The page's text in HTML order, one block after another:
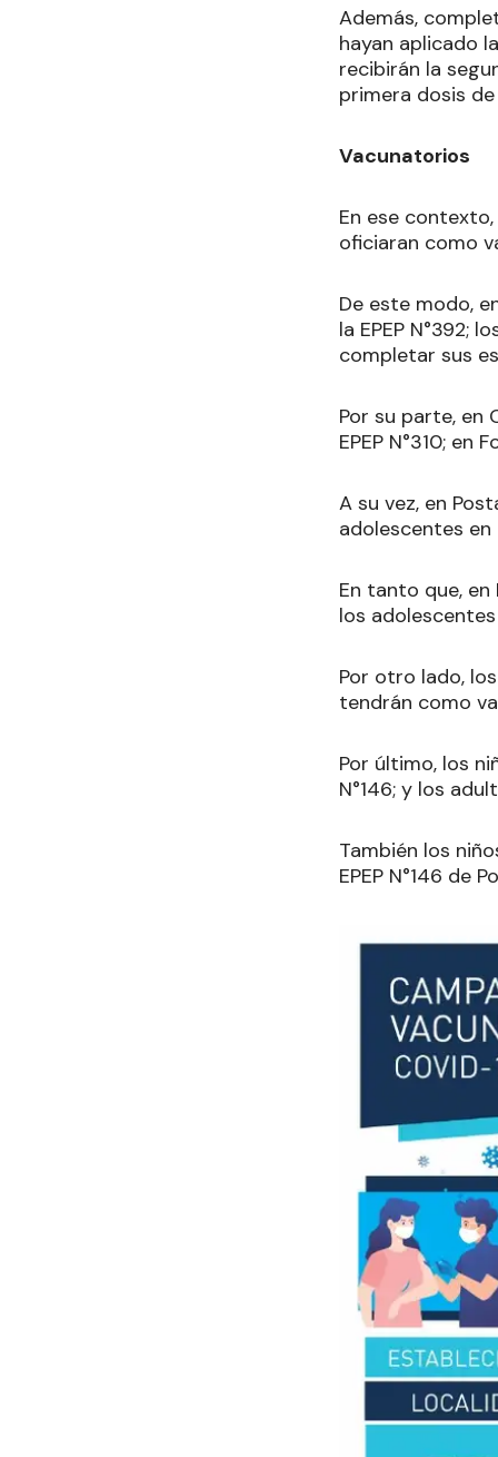
Además,
hayan aplicado
recibirán la
primera dosis
Vacunatorios
En ese
oficiaran como
De este modo,
la EPEP N°392;
completar sus
Por su parte, en
EPEP N°310; en
A su vez, en
adolescentes
En tanto que, en
los
Por otro lado,
tendrán como
Por último, los
N°146; y los
También los
EPEP N°146 de